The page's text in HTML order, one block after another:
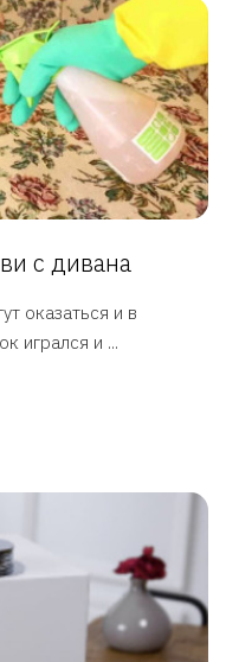
с дивана
оказаться и в
игрался и ...